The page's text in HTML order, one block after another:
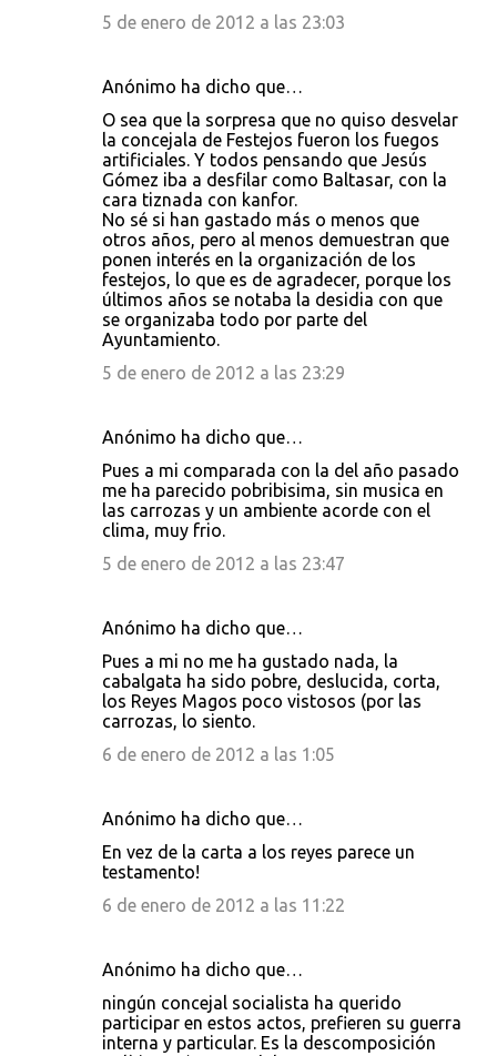
5 de enero de 2012 a las 23:03
Anónimo ha dicho que…
O sea que la sorpresa que no quiso desvelar
la concejala de Festejos fueron los fuegos
artificiales. Y todos pensando que Jesús
Gómez iba a desfilar como Baltasar, con la
cara tiznada con kanfor.
No sé si han gastado más o menos que
otros años, pero al menos demuestran que
ponen interés en la organización de los
festejos, lo que es de agradecer, porque los
últimos años se notaba la desidia con que
se organizaba todo por parte del
Ayuntamiento.
5 de enero de 2012 a las 23:29
Anónimo ha dicho que…
Pues a mi comparada con la del año pasado
me ha parecido pobribisima, sin musica en
las carrozas y un ambiente acorde con el
clima, muy frio.
5 de enero de 2012 a las 23:47
Anónimo ha dicho que…
Pues a mi no me ha gustado nada, la
cabalgata ha sido pobre, deslucida, corta,
los Reyes Magos poco vistosos (por las
carrozas, lo siento.
6 de enero de 2012 a las 1:05
Anónimo ha dicho que…
En vez de la carta a los reyes parece un
testamento!
6 de enero de 2012 a las 11:22
Anónimo ha dicho que…
ningún concejal socialista ha querido
participar en estos actos, prefieren su guerra
interna y particular. Es la descomposición